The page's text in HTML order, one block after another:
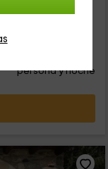
una de las
persona y noche